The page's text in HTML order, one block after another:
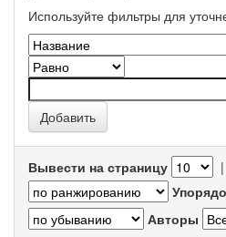
Используйте фильтры для
Вывести на страницу |
Авторы